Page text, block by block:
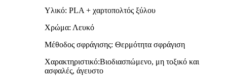
Υλικό: PLA + χαρτοπολτός ξύλου
Χρώμα: Λευκό
Μέθοδος σφράγισης: Θερμότητα σφράγιση
Χαρακτηριστικό:Βιοδιασπώμενο, μη τοξικό και
ασφαλές, άγευστο